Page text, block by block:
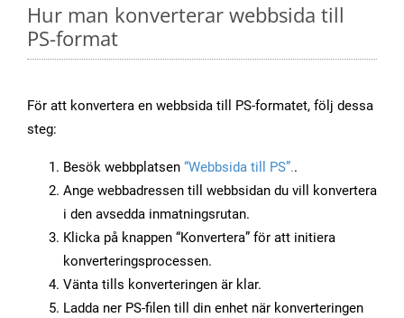
Hur man konverterar webbsida till
PS-format
För att konvertera en webbsida till PS-formatet, följ dessa
steg:
Besök webbplatsen “Webbsida till PS”..
Ange webbadressen till webbsidan du vill konvertera
i den avsedda inmatningsrutan.
Klicka på knappen “Konvertera” för att initiera
konverteringsprocessen.
Vänta tills konverteringen är klar.
Ladda ner PS-filen till din enhet när konverteringen